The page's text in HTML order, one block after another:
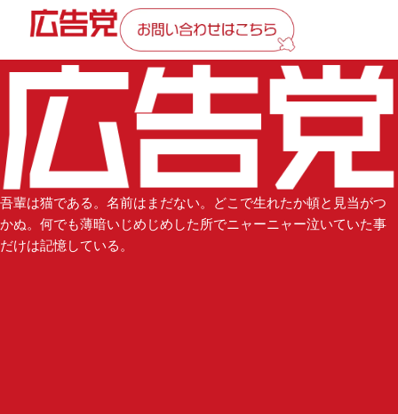
吾輩は猫である。名前はまだない。どこで生れたか頓と見当がつ
かぬ。何でも薄暗いじめじめした所でニャーニャー泣いていた事
だけは記憶している。